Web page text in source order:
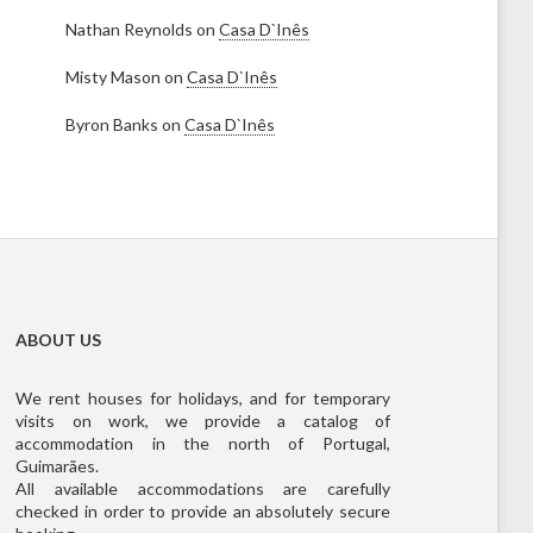
Nathan Reynolds on Casa D`Inês
Misty Mason on Casa D`Inês
Byron Banks on Casa D`Inês
ABOUT US
We rent houses for holidays, and for temporary
visits on work, we provide a catalog of
accommodation in the north of Portugal,
Guimarães.
All available accommodations are carefully
checked in order to provide an absolutely secure